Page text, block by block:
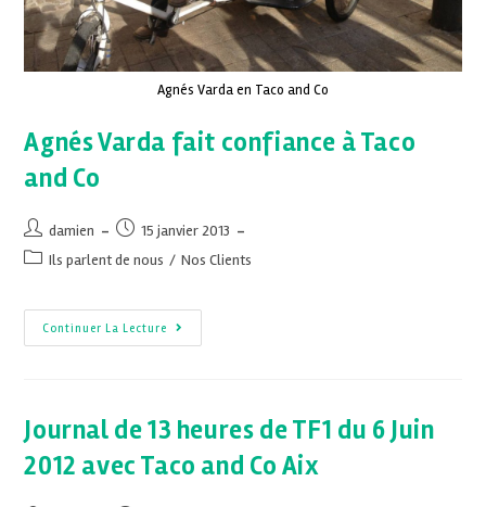
Agnés Varda en Taco and Co
Agnés Varda fait confiance à Taco
and Co
damien
15 janvier 2013
Ils parlent de nous / Nos Clients
Continuer La Lecture
Journal de 13 heures de TF1 du 6 Juin
2012 avec Taco and Co Aix